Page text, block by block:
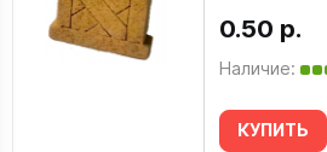
0.50 р.
Наличие:
КУПИТЬ